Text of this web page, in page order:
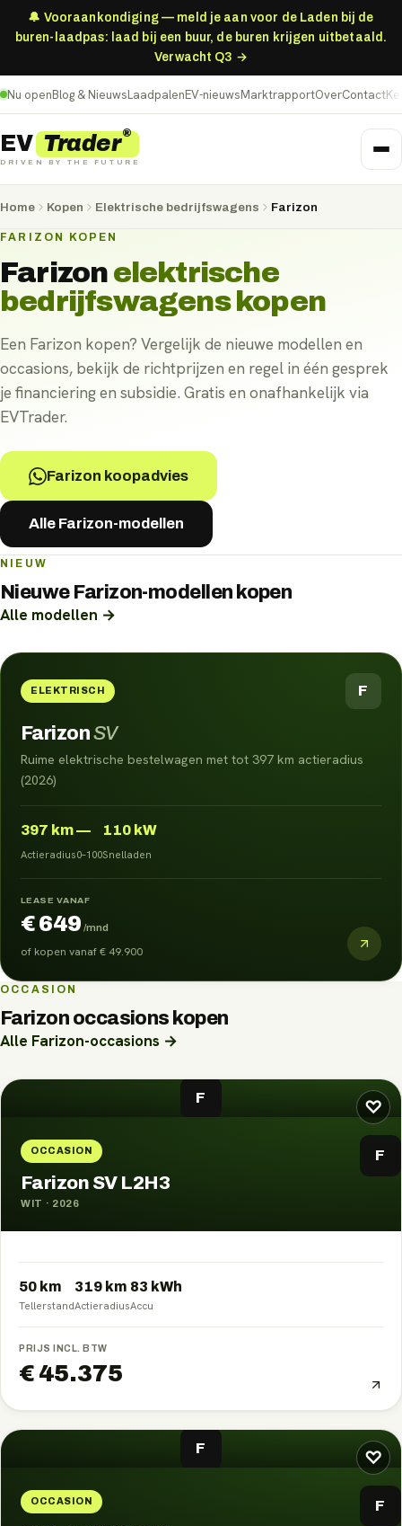
🔔 Vooraankondiging — meld je aan voor de Laden bij de
buren-laadpas: laad bij een buur, de buren krijgen uitbetaald.
Verwacht Q3 →
Nu openBlog & NieuwsLaadpalenEV-nieuwsMarktrapportOverContact
EV Trader®
DRIVEN BY THE FUTURE
Home Kopen Elektrische bedrijfswagens Farizon
FARIZON KOPEN
Farizon elektrische
bedrijfswagenskopen
Een Farizon kopen? Vergelijk de nieuwe modellen en
occasions, bekijk de richtprijzen en regel in één gesprek
je financiering en subsidie. Gratis en onafhankelijk via
EVTrader.
Farizon koopadvies
Alle Farizon-modellen
NIEUW
Nieuwe Farizon-modellen kopen
Alle modellen →
ELEKTRISCH F
FarizonSV
Ruime elektrische bestelwagen met tot 397 km actieradius
(2026)
397 km
Actieradius
—
0–100
110 kW
Snelladen
LEASE VANAF
€ 649 /mnd
of kopen vanaf€ 49.900
OCCASION
Farizon occasions kopen
Alle Farizon-occasions →
♡
F
OCCASION F
Farizon SV L2H3
WIT · 2026
50 km
Tellerstand
319 km
Actieradius
83 kWh
Accu
PRIJS INCL. BTW
€ 45.375
♡
F
OCCASION F